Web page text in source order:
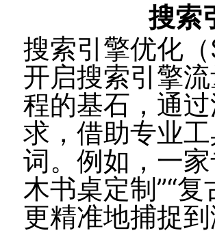
搜索
搜索引擎优化
开启搜索引擎
程的基石，通
求，借助专业
词。例如，一
木书桌定制”“
更精准地捕捉